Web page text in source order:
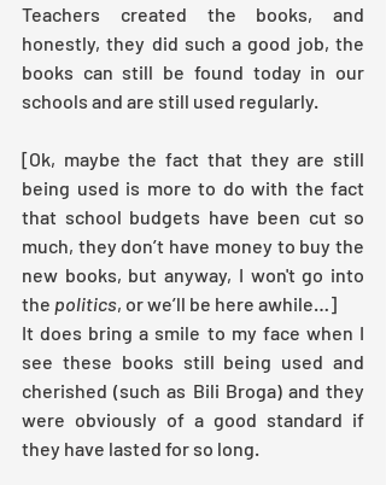
Teachers created the books, and
honestly, they did such a good job, the
books can still be found today in our
schools and are still used regularly.
[Ok, maybe the fact that they are still
being used is more to do with the fact
that school budgets have been cut so
much, they don’t have money to buy the
new books, but anyway, I won't go into
the politics, or we’ll be here awhile…]
It does bring a smile to my face when I
see these books still being used and
cherished (such as Bili Broga) and they
were obviously of a good standard if
they have lasted for so long.